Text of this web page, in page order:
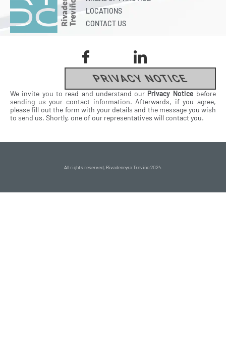
LOCATIONS
CONTACT US
PRIVACY NOTICE
We invite you to read and understand our Privacy Notice before
sending us your contact information. Afterwards, if you agree,
please fill out the form with your details and the message you wish
to send us. Shortly, one of our representatives will contact you.
All rights reserved, Rivadeneyra Treviño 2024.